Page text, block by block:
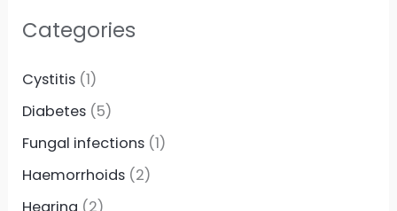
Categories
Cystitis (1)
Diabetes (5)
Fungal infections (1)
Haemorrhoids (2)
Hearing (2)